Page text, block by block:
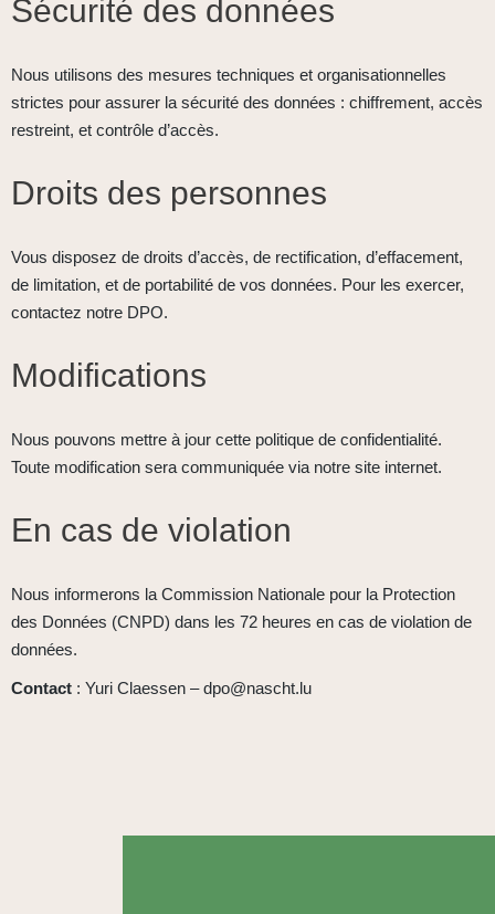
Sécurité des données
Nous utilisons des mesures techniques et organisationnelles
strictes pour assurer la sécurité des données : chiffrement, accès
restreint, et contrôle d’accès.
Droits des personnes
Vous disposez de droits d’accès, de rectification, d’effacement,
de limitation, et de portabilité de vos données. Pour les exercer,
contactez notre DPO.
Modifications
Nous pouvons mettre à jour cette politique de confidentialité.
Toute modification sera communiquée via notre site internet.
En cas de violation
Nous informerons la Commission Nationale pour la Protection
des Données (CNPD) dans les 72 heures en cas de violation de
données.
Contact : Yuri Claessen – dpo@nascht.lu